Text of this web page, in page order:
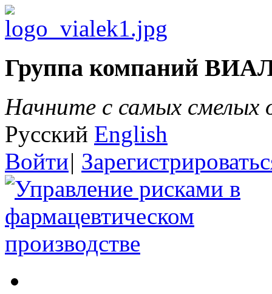
Группа компаний
Начните с самых
Русский English
Войти|